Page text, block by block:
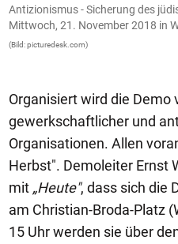
Antizionismus - Sicherung des
Mittwoch, 21. November 2018 in
(Bild: picturedesk.com)
Organisiert wird die Demo
gewerkschaftlicher und
Organisationen. Allen
Herbst". Demoleiter Ernst
mit „Heute", dass sich die
am Christian-Broda-Platz
15 Uhr werden sie über